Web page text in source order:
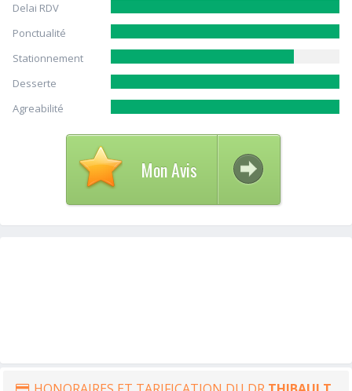
Delai RDV
Ponctualité
Stationnement
Desserte
Agreabilité
Mon Avis